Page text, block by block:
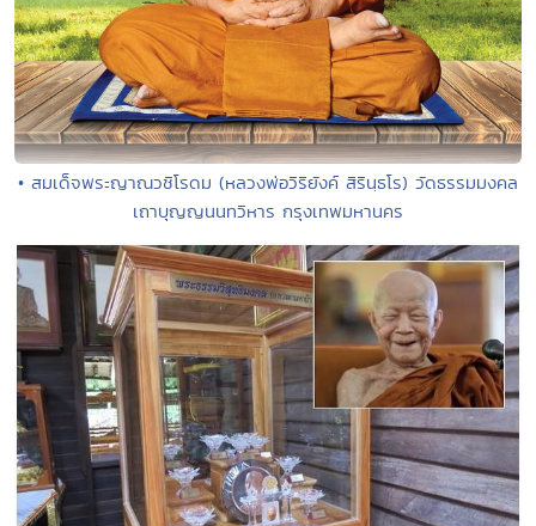
• สมเด็จพระญาณวชิโรดม (หลวงพ่อวิริยังค์ สิรินฺธโร) วัดธรรมมงคล
เถาบุญญนนทวิหาร กรุงเทพมหานคร